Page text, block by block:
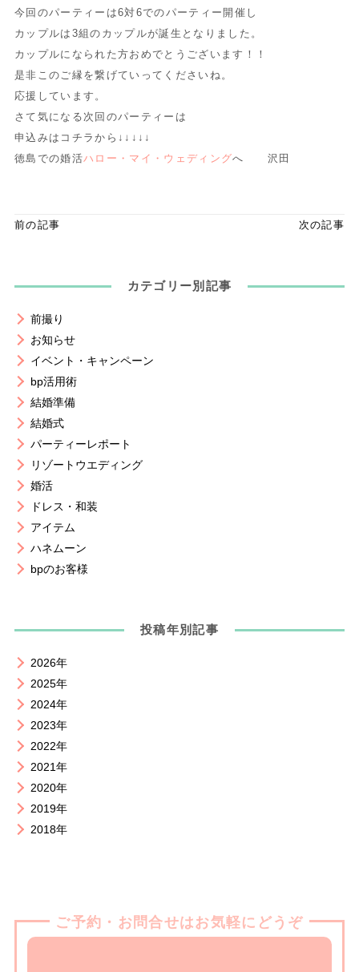
今回のパーティーは6対6でのパーティー開催し
カップルは3組のカップルが誕生となりました。
カップルになられた方おめでとうございます！！
是非このご縁を繋げていってくださいね。
応援しています。
さて気になる次回のパーティーは
申込みはコチラから↓↓↓↓↓
徳島での婚活ハロー・マイ・ウェディングへ 沢田
前の記事 次の記事
カテゴリー別記事
前撮り
お知らせ
イベント・キャンペーン
bp活用術
結婚準備
結婚式
パーティーレポート
リゾートウエディング
婚活
ドレス・和装
アイテム
ハネムーン
bpのお客様
投稿年別記事
2026年
2025年
2024年
2023年
2022年
2021年
2020年
2019年
2018年
ご予約・お問合せはお気軽にどうぞ